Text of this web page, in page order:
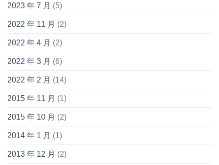
2023 年 7 月 (5)
2022 年 11 月 (2)
2022 年 4 月 (2)
2022 年 3 月 (6)
2022 年 2 月 (14)
2015 年 11 月 (1)
2015 年 10 月 (2)
2014 年 1 月 (1)
2013 年 12 月 (2)